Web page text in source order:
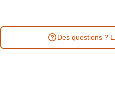
Des questions ?